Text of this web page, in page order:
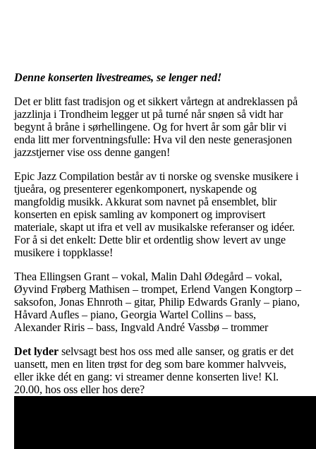
Denne konserten livestreames, se lenger ned!
Det er blitt fast tradisjon og et sikkert vårtegn at andreklassen på
jazzlinja i Trondheim legger ut på turné når snøen så vidt har
begynt å bråne i sørhellingene. Og for hvert år som går blir vi
enda litt mer forventningsfulle: Hva vil den neste generasjonen
jazzstjerner vise oss denne gangen!
Epic Jazz Compilation består av ti norske og svenske musikere i
tjueåra, og presenterer egenkomponert, nyskapende og
mangfoldig musikk. Akkurat som navnet på ensemblet, blir
konserten en episk samling av komponert og improvisert
materiale, skapt ut ifra et vell av musikalske referanser og idéer.
For å si det enkelt: Dette blir et ordentlig show levert av unge
musikere i toppklasse!
Thea Ellingsen Grant – vokal, Malin Dahl Ødegård – vokal,
Øyvind Frøberg Mathisen – trompet, Erlend Vangen Kongtorp –
saksofon, Jonas Ehnroth – gitar, Philip Edwards Granly – piano,
Håvard Aufles – piano, Georgia Wartel Collins – bass,
Alexander Riris – bass, Ingvald André Vassbø – trommer
Det lyder selvsagt best hos oss med alle sanser, og gratis er det
uansett, men en liten trøst for deg som bare kommer halvveis,
eller ikke dét en gang: vi streamer denne konserten live! Kl.
20.00, hos oss eller hos dere?